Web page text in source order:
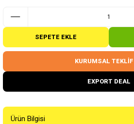
SEPETE EKLE
KURUMSAL
EXPORT DEAL
Ürün Bilgisi